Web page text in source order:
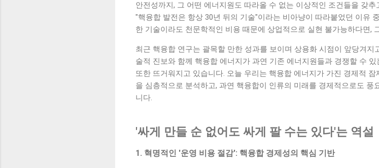
안전성까지, 그 어떤 에너지원도 따라올 수 없는 이상적인 조건들을 갖
"핵융합 발전은 항상 30년 뒤의 기술"이라는 비아냥이 따라붙었던 이유
한 기술이라도 천문학적인 비용 때문에 상업적으로 실현 불가능하다면,
최근 핵융합 연구는 괄목할 만한 성과를 보이며 상용화 시점이 앞당겨
술적 진보와 함께 핵융합 에너지가 과연 기존 에너지원들과 경쟁할 수
또한 뜨거워지고 있습니다. 오늘 우리는 핵융합 에너지가 가진 경제적
을 심층적으로 분석하고, 과연 핵융합이 인류의 미래를 경제적으로도
니다.
'싸게 만들 순 없어도 싸게 팔 수는 있다'는 역설
1. 혁명적인 '운영 비용 절감': 핵융합 경제성의 핵심 기반